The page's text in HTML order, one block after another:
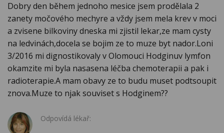
Dobry den během jednoho mesice jsem prodělala 2
zanety močového mechyre a vždy jsem mela krev v moci
a zvisene bilkoviny dneska mi zjistil lekar,ze mam cysty
na ledvinách,docela se bojim ze to muze byt nador.Loni
3/2016 mi dignostikovaly v Olomouci Hodginuv lymfon
okamzite mi byla nasasena léčba chemoterapii a pak i
radioterapie.A mam obavy ze to budu muset podtsoupit
znova.Muze to njak souviset s Hodginem??
Odpovídá lékař: